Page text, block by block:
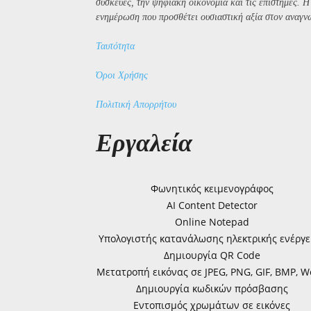
συσκευές, την ψηφιακή οικονομία και τις επιστήμες.
ενημέρωση που προσθέτει ουσιαστική αξία στον
Ταυτότητα
Όροι Χρήσης
Πολιτική Απορρήτου
Εργαλεία
Φωνητικός κειμενογράφος
AI Content Detector
Online Notepad
Υπολογιστής κατανάλωσης ηλεκτρικής
Δημιουργία QR Code
Μετατροπή εικόνας σε JPEG, PNG, GIF, BMP,
Δημιουργία κωδικών πρόσβασης
Εντοπισμός χρωμάτων σε εικόνες